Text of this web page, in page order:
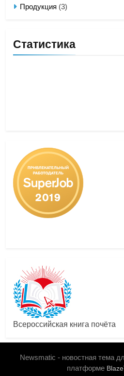
Продукция (3)
Статистика
Всероссийская книга почёта
Newsmatic - новостная тема
платформе